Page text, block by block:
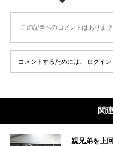
この記事へのコメントはありませ
コメントするためには、 ログイン
関
親兄弟を上